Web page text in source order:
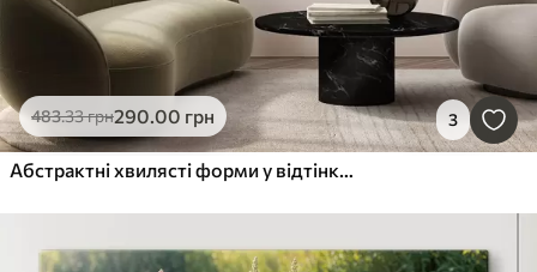
483.33грн290.00 грн 3
Абстрактні хвилясті форми у відтінках бордо та кремового, багатошарові текстури